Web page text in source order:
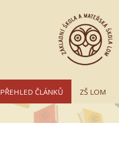
PŘEHLED ČLÁNKŮ ZŠ LOM